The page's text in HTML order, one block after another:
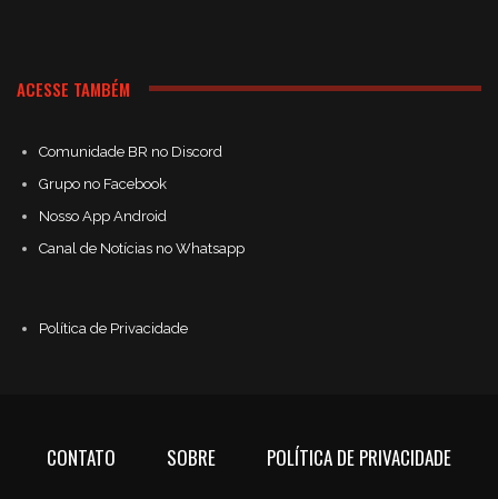
ACESSE TAMBÉM
Comunidade BR no Discord
Grupo no Facebook
Nosso App Android
Canal de Notícias no Whatsapp
Política de Privacidade
CONTATO SOBRE POLÍTICA DE PRIVACIDADE